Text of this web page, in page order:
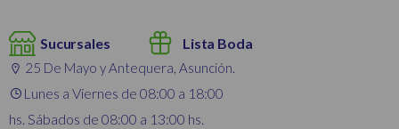
Sucursales Lista Boda
25 De Mayo y Antequera, Asunción.
Lunes a Viernes de 08:00 a 18:00
hs. Sábados de 08:00 a 13:00 hs.